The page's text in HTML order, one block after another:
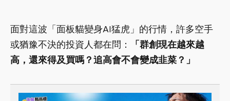
面對這波「面板貓變身AI猛虎」的行情，許多空手
或猶豫不決的投資人都在問：
「群創現在越來越
高，還來得及買嗎？追高會不會變成韭菜？」